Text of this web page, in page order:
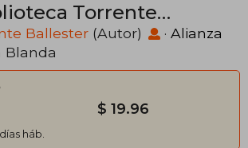
Torrente
Ballester (Autor) · Alianza
Blanda
días háb.
$ 19.96